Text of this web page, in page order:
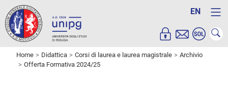
EN
Home Didattica Corsi di laurea e laurea magistrale
Archivio
Offerta Formativa 2024/25